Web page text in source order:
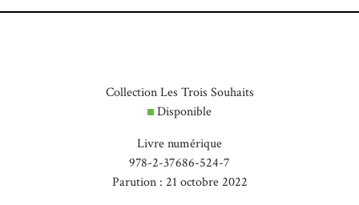
Collection Les Trois Souhaits
Disponible
Livre numérique
978-2-37686-524-7
Parution : 21 octobre 2022